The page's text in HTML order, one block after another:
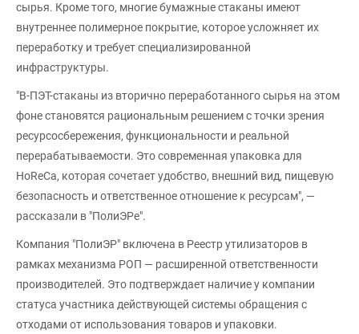
сырья. Кроме того, многие бумажные стаканы имеют
внутреннее полимерное покрытие, которое усложняет их
переработку и требует специализированной
инфраструктуры.
"В-ПЭТ-стаканы из вторично переработанного сырья на этом
фоне становятся рациональным решением с точки зрения
ресурсосбережения, функциональности и реальной
перерабатываемости. Это современная упаковка для
HoReCa, которая сочетает удобство, внешний вид, пищевую
безопасность и ответственное отношение к ресурсам", —
рассказали в "ПолиЭРе".
Компания "ПолиЭР" включена в Реестр утилизаторов в
рамках механизма РОП — расширенной ответственности
производителей. Это подтверждает наличие у компании
статуса участника действующей системы обращения с
отходами от использования товаров и упаковки.